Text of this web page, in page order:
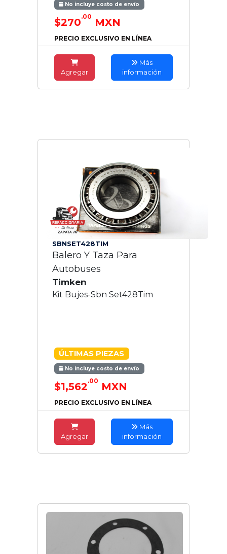
No incluye costo de envío
$270.00 MXN
PRECIO EXCLUSIVO EN LÍNEA
Agregar
Más
información
SBNSET428TIM
Balero Y Taza Para
Autobuses
Timken
Kit Bujes-Sbn Set428Tim
ÚLTIMAS PIEZAS
No incluye costo de envío
$1,562.00 MXN
PRECIO EXCLUSIVO EN LÍNEA
Agregar
Más
información